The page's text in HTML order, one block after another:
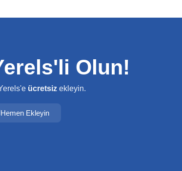
Olun!
ücretsiz ekleyin.
Hemen Ekleyin